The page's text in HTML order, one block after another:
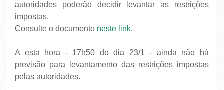
autoridades poderão decidir levantar as restrições
impostas.
Consulte o documento neste link.
A esta hora - 17h50 do dia 23/1 - ainda não há
previsão para levantamento das restrições impostas
pelas autoridades.